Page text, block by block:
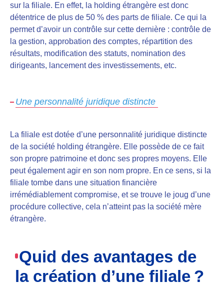
sur la filiale. En effet, la holding étrangère est donc
détentrice de plus de 50 % des parts de filiale. Ce qui la
permet d’avoir un contrôle sur cette dernière : contrôle de
la gestion, approbation des comptes, répartition des
résultats, modification des statuts, nomination des
dirigeants, lancement des investissements, etc.
Une personnalité juridique distincte
La filiale est dotée d’une personnalité juridique distincte
de la société holding étrangère. Elle possède de ce fait
son propre patrimoine et donc ses propres moyens. Elle
peut également agir en son nom propre. En ce sens, si la
filiale tombe dans une situation financière
irrémédiablement compromise, et se trouve le joug d’une
procédure collective, cela n’atteint pas la société mère
étrangère.
Quid des avantages de
la création d’une filiale ?